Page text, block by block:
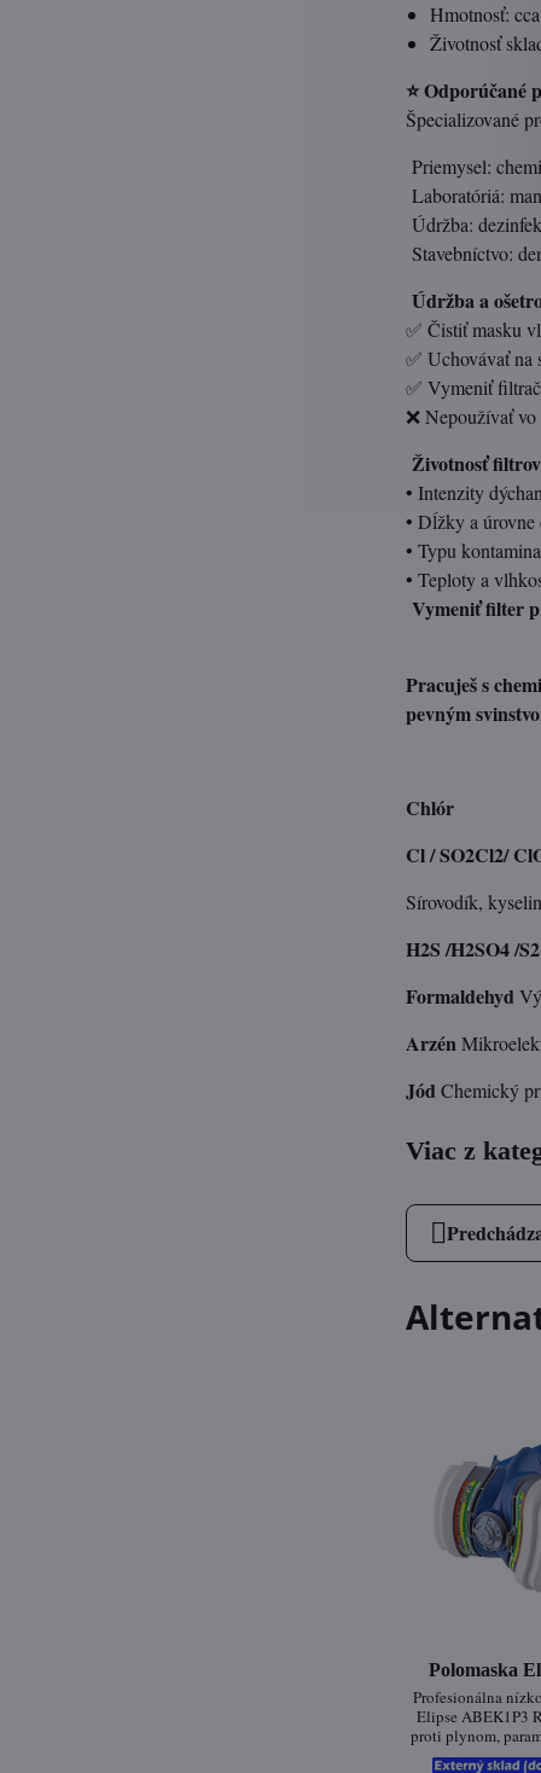
Hmotnosť:
Životnosť
⭐ Odporúčané
Špecializované
Priemysel:
Laboratóriá:
Údržba:
Stavebníctvo:
Údržba a
✅ Čistiť masku
✅ Uchovávať na
✅ Vymeniť
❌ Nepoužívať
Životnosť
• Intenzity
• Dĺžky a úrovne
• Typu
• Teploty a
Vymeniť filter
Pracuješ s
pevným
Chlór
Cl / SO2Cl2/
Sírovodík,
H2S /H2SO4 /
Formaldehyd
Arzén
JódChemický
Viac z
Polomaska
Profesionálna
Elipse ABEK1P3
proti plynom,
Je ideálnou